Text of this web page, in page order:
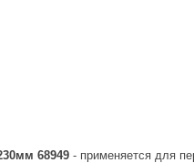
68949 - применяется для